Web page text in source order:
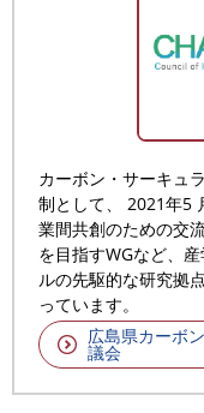
カーボン・サーキュ
制として、 2021年5
業間共創のための交
を目指すWGなど、
ルの先駆的な研究拠
っています。
広島県カーボ
議会